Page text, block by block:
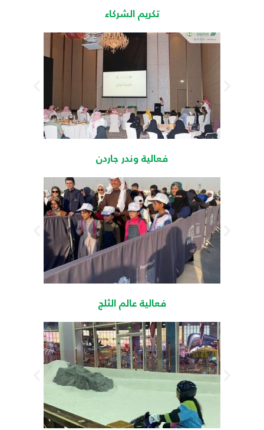
تكريم الشركاء
فعالية وندر جاردن
فعالية عالم الثلج